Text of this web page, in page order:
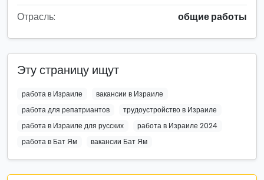
Отрасль:
общие работы
Эту страницу ищут
работа в Израиле
вакансии в Израиле
работа для репатриантов
трудоустройство в Израиле
работа в Израиле для русских
работа в Израиле 2024
работа в Бат Ям
вакансии Бат Ям